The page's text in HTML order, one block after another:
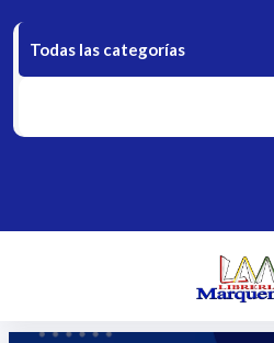
Todas las categorías